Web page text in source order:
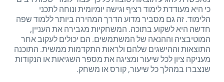
כי היא מעודדת לימוד רציף וגישה יומיומית ונוחה לתכני
הלימוד. זה גם מסביר מדוע הדרך המהירה ביותר ללמוד שפה
חדשה היא לשקוע בתוכה. המשחקיות מגבירה את העניין,
המוטיבציה וההנאה של המשתמשים. הם יכולים לעקוב אחר
התוצאות וההישגים שלהם ולראות התקדמות ממשית. התוכנה
מעניקה ציון לכל שיעור ומציגה את מספר השגיאות או הנקודות
שנצברו במהלך כל שיעור, קורס או משחק.